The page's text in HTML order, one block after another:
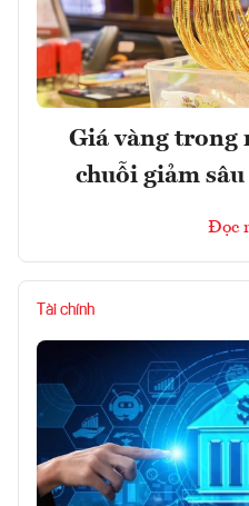
Giá vàng trong
chuỗi giảm
Đọc
Tài chính